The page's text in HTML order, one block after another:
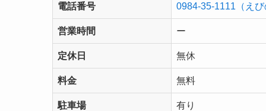
電話番号 0984-35-1111（えび
営業時間 ー
定休日 無休
料金 無料
駐車場 有り